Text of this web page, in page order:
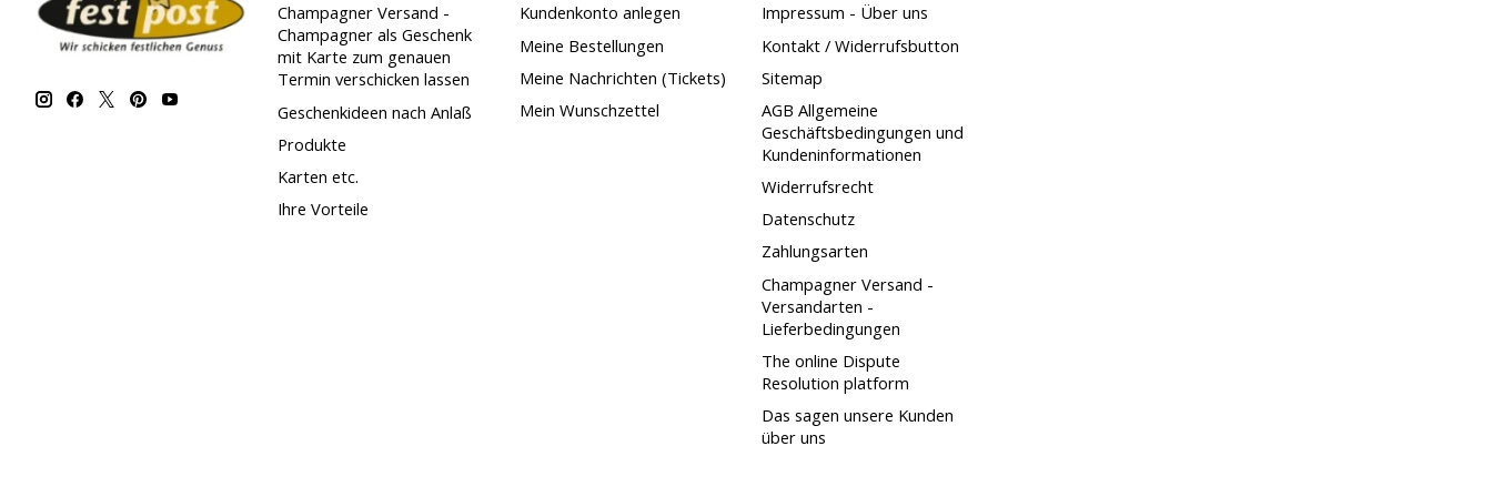
Champagner Versand -
Champagner als Geschenk
mit Karte zum genauen
Termin verschicken lassen
Geschenkideen nach Anlaß
Produkte
Karten etc.
Ihre Vorteile
Kundenkonto anlegen
Meine Bestellungen
Meine Nachrichten (Tickets)
Mein Wunschzettel
Impressum - Über uns
Kontakt / Widerrufsbutton
Sitemap
AGB Allgemeine
Geschäftsbedingungen und
Kundeninformationen
Widerrufsrecht
Datenschutz
Zahlungsarten
Champagner Versand -
Versandarten -
Lieferbedingungen
The online Dispute
Resolution platform
Das sagen unsere Kunden
über uns